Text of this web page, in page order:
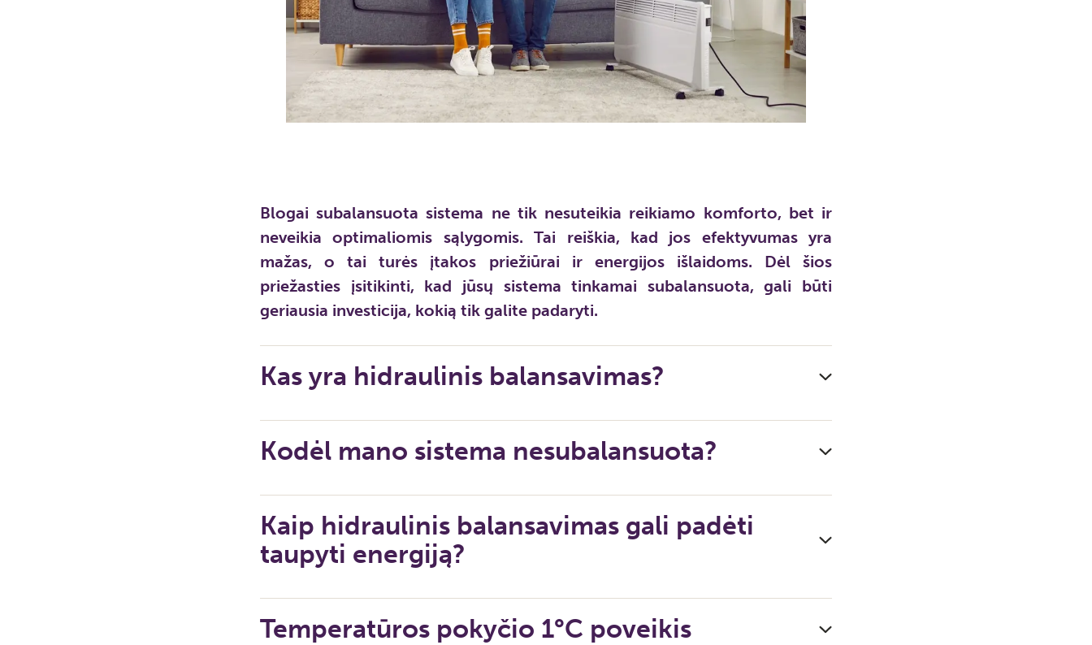
Blogai subalansuota sistema ne tik nesuteikia reikiamo komforto, bet ir
neveikia optimaliomis sąlygomis. Tai reiškia, kad jos efektyvumas yra
mažas, o tai turės įtakos priežiūrai ir energijos išlaidoms. Dėl šios
priežasties įsitikinti, kad jūsų sistema tinkamai subalansuota, gali būti
geriausia investicija, kokią tik galite padaryti.
Kas yra hidraulinis balansavimas?
Kodėl mano sistema nesubalansuota?
Kaip hidraulinis balansavimas gali padėti
taupyti energiją?
Temperatūros pokyčio 1°C poveikis